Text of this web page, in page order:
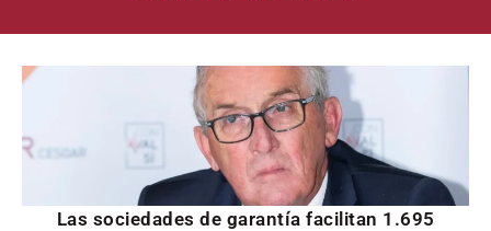
Las sociedades de garantía facilitan 1.695